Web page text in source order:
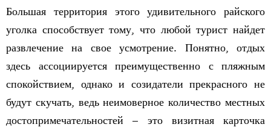
Большая территория этого удивительного райского
уголка способствует тому, что любой турист найдет
развлечение на свое усмотрение. Понятно, отдых
здесь ассоциируется преимущественно с пляжным
спокойствием, однако и созидатели прекрасного не
будут скучать, ведь неимоверное количество местных
достопримечательностей – это визитная карточка